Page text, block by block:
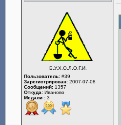
Б.У.Х.О.Л.О.Г.И.
Пользователь: #39
Зарегистрирован: 2007-07-08
Сообщений: 1357
Откуда: Иваново
Медали : 3